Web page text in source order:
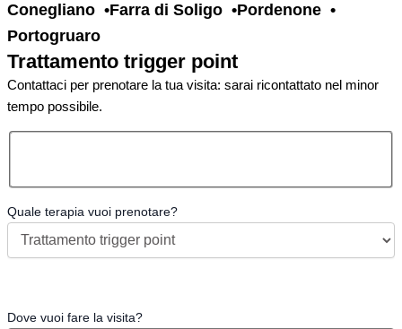
Conegliano Farra di Soligo
Pordenone
Portogruaro
Trattamento trigger point
Contattaci per prenotare la tua visita: sarai ricontattato nel minor
tempo possibile.
Quale terapia vuoi prenotare?
Dove vuoi fare la visita?